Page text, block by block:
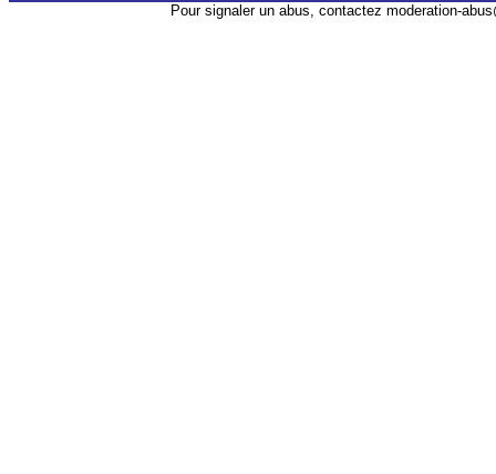
Pour signaler un abus, contactez moderation-